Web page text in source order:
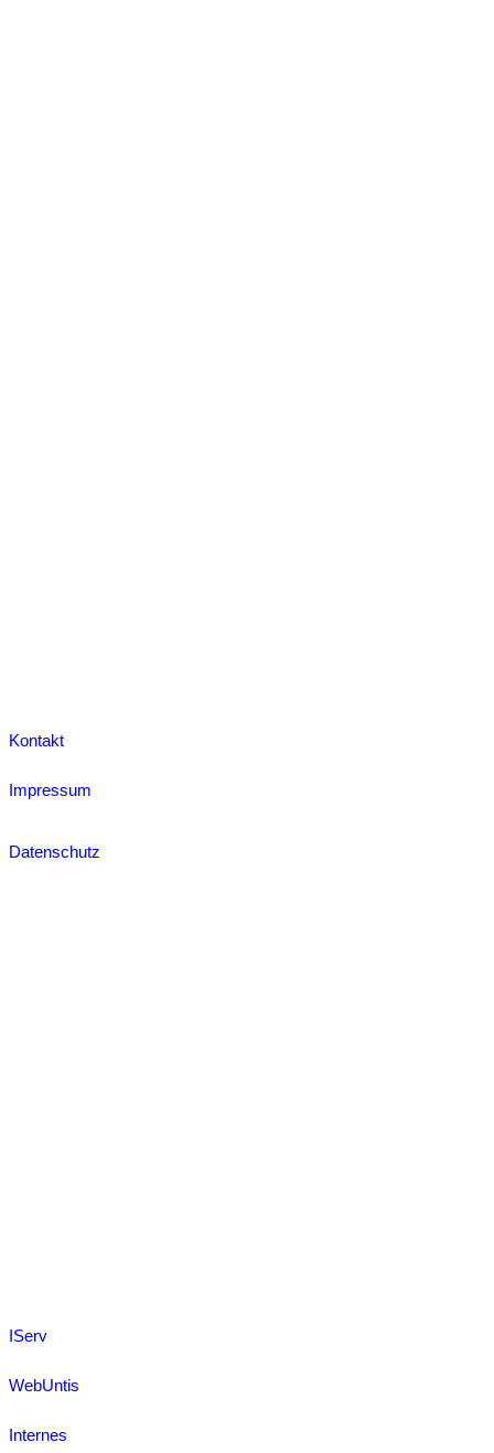
Kontakt
Impressum
Datenschutz
IServ
WebUntis
Internes